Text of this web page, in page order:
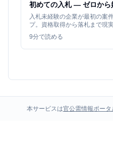
初めての入札 — ゼロから
入札未経験の企業が最初の案
プ。資格取得から落札まで現
9分で読める
本サービスは官公需情報ポータ